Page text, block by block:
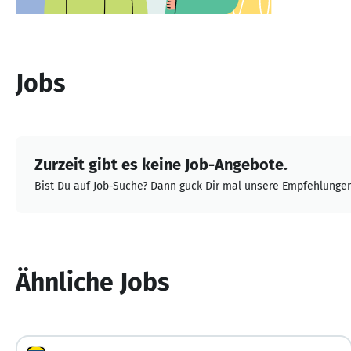
Jobs
Zurzeit gibt es keine Job-Angebote.
Bist Du auf Job-Suche? Dann guck Dir mal unsere
Ähnliche Jobs